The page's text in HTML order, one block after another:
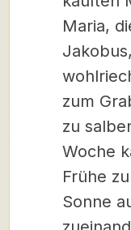
Maria,
zum
zu
Woche
Frühe
Sonne